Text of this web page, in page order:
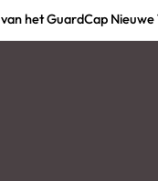
het GuardCap
het GuardCap Nieuwe